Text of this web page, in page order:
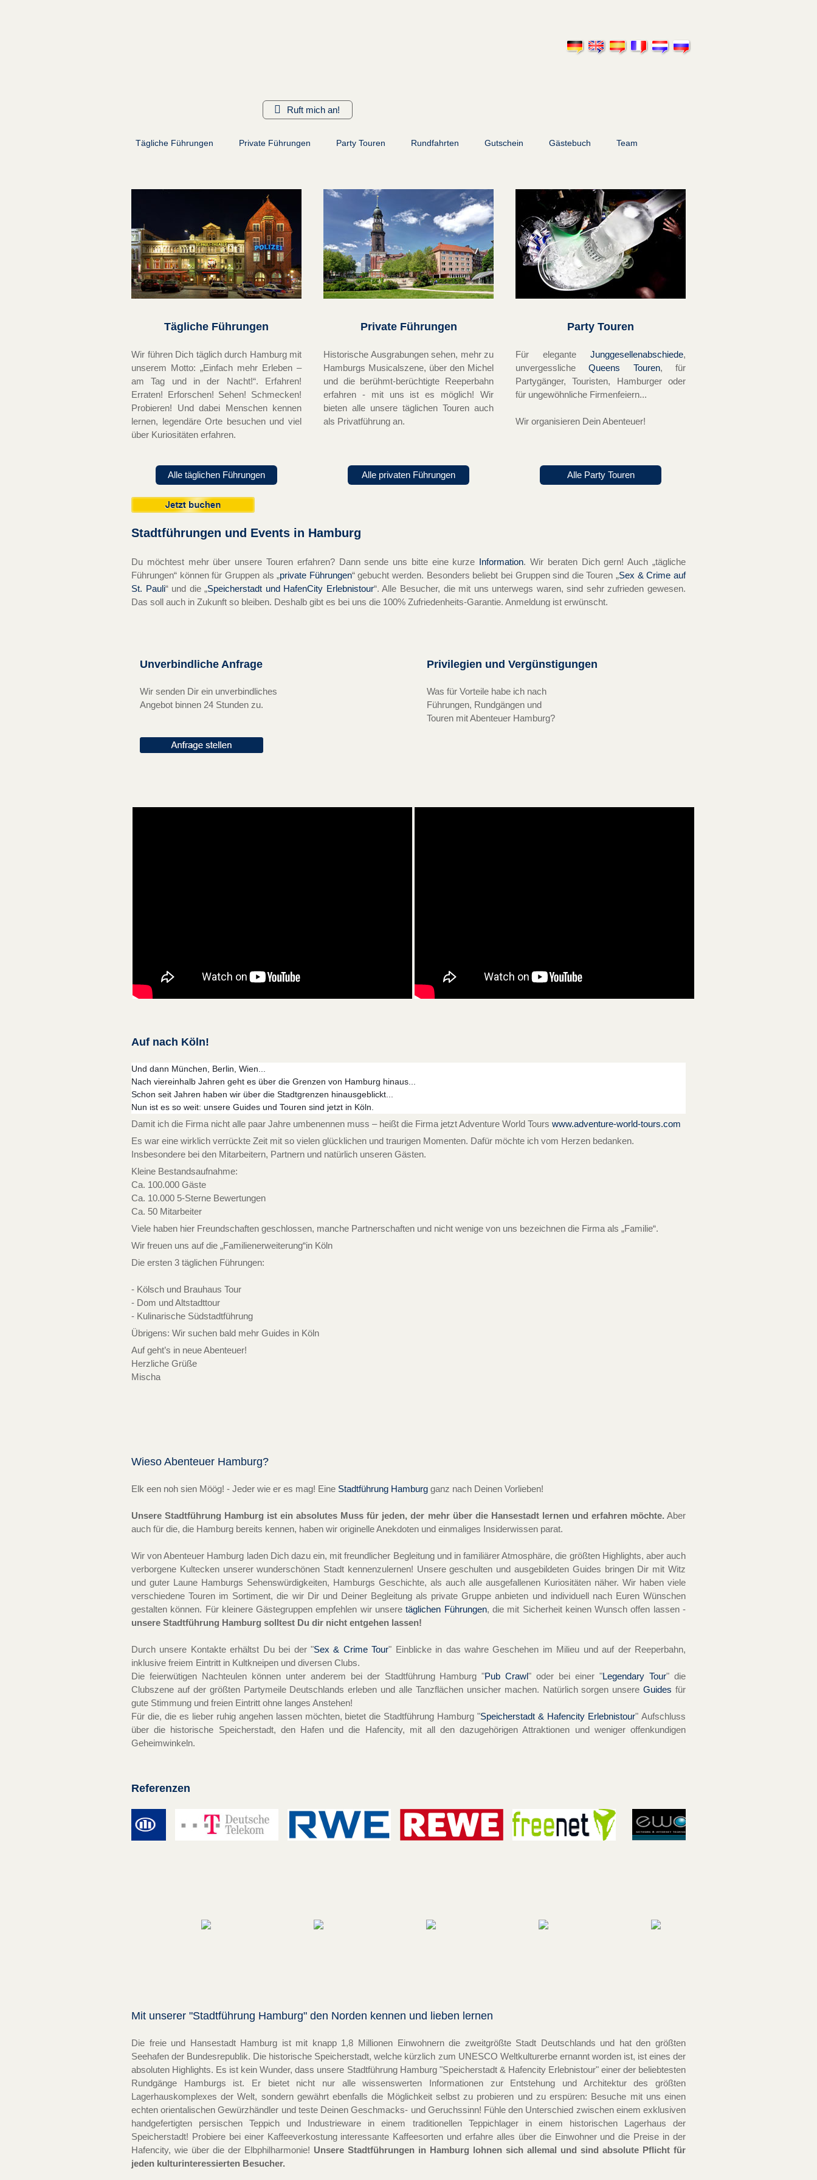
Ruft mich an!
Tägliche Führungen Private Führungen Party Touren Rundfahrten Gutschein Gästebuch Team
Tägliche Führungen
Wir führen Dich täglich durch Hamburg mit
unserem Motto: „Einfach mehr Erleben –
am Tag und in der Nacht!“. Erfahren!
Erraten! Erforschen! Sehen! Schmecken!
Probieren! Und dabei Menschen kennen
lernen, legendäre Orte besuchen und viel
über Kuriositäten erfahren.
Alle täglichen Führungen
Private Führungen
Historische Ausgrabungen sehen, mehr zu
Hamburgs Musicalszene, über den Michel
und die berühmt-berüchtigte Reeperbahn
erfahren - mit uns ist es möglich! Wir
bieten alle unsere täglichen Touren auch
als Privatführung an.
Alle privaten Führungen
Party Touren
Für elegante Junggesellenabschiede,
unvergesslicheQueens Touren, für
Partygänger, Touristen, Hamburger oder
für ungewöhnliche Firmenfeiern...
Wir organisieren Dein Abenteuer!
Alle Party Touren
Stadtführungen und Events in Hamburg
Du möchtest mehr über unsere Touren erfahren? Dann sende uns bitte eine kurze Information. Wir beraten Dich gern! Auch „tägliche
Führungen“ können für Gruppen als „private Führungen“ gebucht werden. Besonders beliebt bei Gruppen sind die Touren „Sex & Crime auf
St. Pauli“ und die „Speicherstadt und HafenCity Erlebnistour“. Alle Besucher, die mit uns unterwegs waren, sind sehr zufrieden gewesen.
Das soll auch in Zukunft so bleiben. Deshalb gibt es bei uns die 100% Zufriedenheits-Garantie. Anmeldung ist erwünscht.
Unverbindliche Anfrage
Wir senden Dir ein unverbindliches
Angebot binnen 24 Stunden zu.
Privilegien und Vergünstigungen
Was für Vorteile habe ich nach
Führungen, Rundgängen und
Touren mit Abenteuer Hamburg?
Auf nach Köln!
Und dann München, Berlin, Wien...
Nach viereinhalb Jahren geht es über die Grenzen von Hamburg hinaus...
Schon seit Jahren haben wir über die Stadtgrenzen hinausgeblickt...
Nun ist es so weit: unsere Guides und Touren sind jetzt in Köln.
Damit ich die Firma nicht alle paar Jahre umbenennen muss – heißt die Firma jetzt Adventure World Tours www.adventure-world-tours.com
Es war eine wirklich verrückte Zeit mit so vielen glücklichen und traurigen Momenten. Dafür möchte ich vom Herzen bedanken.
Insbesondere bei den Mitarbeitern, Partnern und natürlich unseren Gästen.
Kleine Bestandsaufnahme:
Ca. 100.000 Gäste
Ca. 10.000 5-Sterne Bewertungen
Ca. 50 Mitarbeiter
Viele haben hier Freundschaften geschlossen, manche Partnerschaften und nicht wenige von uns bezeichnen die Firma als „Familie“.
Wir freuen uns auf die „Familienerweiterung“in Köln
Die ersten 3 täglichen Führungen:
- Kölsch und Brauhaus Tour
- Dom und Altstadttour
- Kulinarische Südstadtführung
Übrigens: Wir suchen bald mehr Guides in Köln
Auf geht’s in neue Abenteuer!
Herzliche Grüße
Mischa
Wieso Abenteuer Hamburg?
Elk een noh sien Möög! - Jeder wie er es mag! Eine Stadtführung Hamburg ganz nach Deinen Vorlieben!
Unsere Stadtführung Hamburg ist ein absolutes Muss für jeden, der mehr über die Hansestadt lernen und erfahren möchte. Aber
auch für die, die Hamburg bereits kennen, haben wir originelle Anekdoten und einmaliges Insiderwissen parat.
Wir von Abenteuer Hamburg laden Dich dazu ein, mit freundlicher Begleitung und in familiärer Atmosphäre, die größten Highlights, aber auch
verborgene Kultecken unserer wunderschönen Stadt kennenzulernen! Unsere geschulten und ausgebildeten Guides bringen Dir mit Witz
und guter Laune Hamburgs Sehenswürdigkeiten, Hamburgs Geschichte, als auch alle ausgefallenen Kuriositäten näher. Wir haben viele
verschiedene Touren im Sortiment, die wir Dir und Deiner Begleitung als private Gruppe anbieten und individuell nach Euren Wünschen
gestalten können. Für kleinere Gästegruppen empfehlen wir unseretäglichen Führungen, die mit Sicherheit keinen Wunsch offen lassen -
unsere Stadtführung Hamburg solltest Du dir nicht entgehen lassen!
Durch unsere Kontakte erhältst Du bei der "Sex & Crime Tour" Einblicke in das wahre Geschehen im Milieu und auf der Reeperbahn,
inklusive freiem Eintritt in Kultkneipen und diversen Clubs.
Die feierwütigen Nachteulen können unter anderem bei der Stadtführung Hamburg "Pub Crawl" oder bei einer "Legendary Tour" die
Clubszene auf der größten Partymeile Deutschlands erleben und alle Tanzflächen unsicher machen. Natürlich sorgen unsereGuides für
gute Stimmung und freien Eintritt ohne langes Anstehen!
Für die, die es lieber ruhig angehen lassen möchten, bietet die Stadtführung Hamburg "Speicherstadt & Hafencity Erlebnistour" Aufschluss
über die historische Speicherstadt, den Hafen und die Hafencity, mit all den dazugehörigen Attraktionen und weniger offenkundigen
Geheimwinkeln.
Referenzen
Mit unserer "Stadtführung Hamburg" den Norden kennen und lieben lernen
Die freie und Hansestadt Hamburg ist mit knapp 1,8 Millionen Einwohnern die zweitgrößte Stadt Deutschlands und hat den größten
Seehafen der Bundesrepublik. Die historische Speicherstadt, welche kürzlich zum UNESCO Weltkulturerbe ernannt worden ist, ist eines der
absoluten Highlights. Es ist kein Wunder, dass unsere Stadtführung Hamburg "Speicherstadt & Hafencity Erlebnistour" einer der beliebtesten
Rundgänge Hamburgs ist. Er bietet nicht nur alle wissenswerten Informationen zur Entstehung und Architektur des größten
Lagerhauskomplexes der Welt, sondern gewährt ebenfalls die Möglichkeit selbst zu probieren und zu erspüren: Besuche mit uns einen
echten orientalischen Gewürzhändler und teste Deinen Geschmacks- und Geruchssinn! Fühle den Unterschied zwischen einem exklusiven
handgefertigten persischen Teppich und Industrieware in einem traditionellen Teppichlager in einem historischen Lagerhaus der
Speicherstadt! Probiere bei einer Kaffeeverkostung interessante Kaffeesorten und erfahre alles über die Einwohner und die Preise in der
Hafencity, wie über die der Elbphilharmonie! Unsere Stadtführungen in Hamburg lohnen sich allemal und sind absolute Pflicht für
jeden kulturinteressierten Besucher.